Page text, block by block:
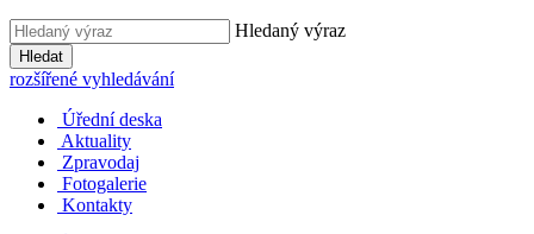
Hledaný výraz
Hledat
rozšířené vyhledávání
Úřední deska
Aktuality
Zpravodaj
Fotogalerie
Kontakty